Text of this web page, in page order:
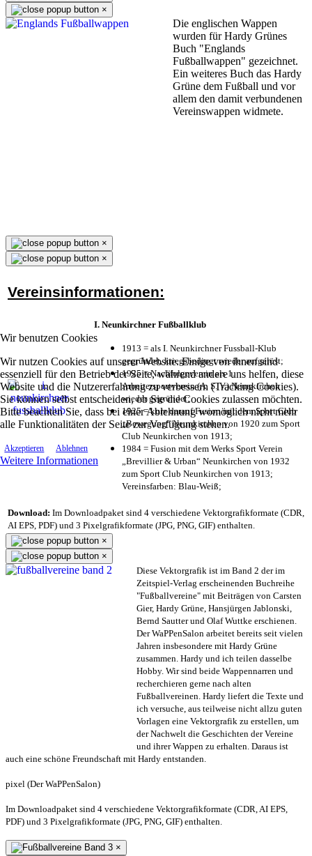
Wir benutzen Cookies
Wir nutzen Cookies auf unserer Website. Einige von ihnen sind
essenziell für den Betrieb der Seite, während andere uns helfen, diese
Website und die Nutzererfahrung zu verbessern (Tracking Cookies).
Sie können selbst entscheiden, ob Sie die Cookies zulassen möchten.
Bitte beachten Sie, dass bei einer Ablehnung womöglich nicht mehr
alle Funktionalitäten der Seite zur Verfügung stehen.
Akzeptieren Ablehnen
Weitere Informationen
×
Die englischen Wappen
wurden für Hardy Grünes
Buch "Englands
Fußballwappen" gezeichnet.
Ein weiteres Buch das Hardy
Grüne dem Fußball und vor
allem den damit verbundenen
Vereinswappen widmete.
×
×
Vereinsinformationen:
I. Neunkirchner Fußballklub
1913 = als I. Neunkirchner Fussball-Klub
gegründet, kriegsbedingt wieder aufgelöst;
1925 = Nachfolgeverein als 1.
Arbeitersportverein (A. S. V.) Neunkirchen
wieder gegründet;
1925 = kurz darauf Fusion mit dem Sport Club
„Bewegung“ Neunkirchen von 1920 zum Sport
Club Neunkirchen von 1913;
1984 = Fusion mit dem Werks Sport Verein
„Brevillier & Urban“ Neunkirchen von 1932
zum Sport Club Neunkirchen von 1913;
Vereinsfarben: Blau-Weiß;
Download: Im Downloadpaket sind 4 verschiedene Vektorgrafikformate (CDR,
AI EPS, PDF) und 3 Pixelgrafikformate (JPG, PNG, GIF) enthalten.
×
×
Diese Vektorgrafik ist im Band 2 der im
Zeitspiel-Verlag erscheinenden Buchreihe
"Fußballvereine" mit Beiträgen von Carsten
Gier, Hardy Grüne, Hansjürgen Jablonski,
Bernd Sautter und Olaf Wuttke erschienen.
Der WaPPenSalon arbeitet bereits seit vielen
Jahren insbesondere mit Hardy Grüne
zusammen. Hardy und ich teilen dasselbe
Hobby. Wir sind beide Wappennarren und
recherchieren gerne nach alten
Fußballvereinen. Hardy liefert die Texte und
ich versuche, aus teilweise nicht allzu guten
Vorlagen eine Vektorgrafik zu erstellen, um
der Nachwelt die Geschichten der Vereine
und ihrer Wappen zu erhalten. Daraus ist
auch eine schöne Freundschaft mit Hardy entstanden.
pixel (Der WaPPenSalon)
Im Downloadpaket sind 4 verschiedene Vektorgrafikformate (CDR, AI EPS,
PDF) und 3 Pixelgrafikformate (JPG, PNG, GIF) enthalten.
×